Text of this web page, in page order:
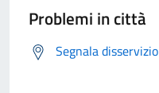
Problemi in città
Segnala disservizio